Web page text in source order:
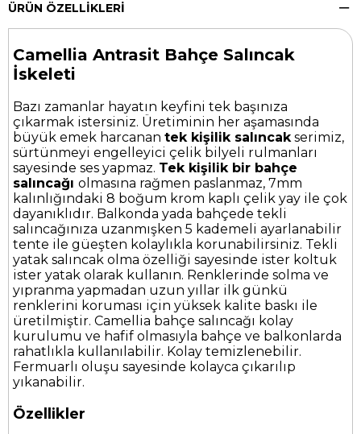
ÜRÜN ÖZELLIKLERI
Camellia Antrasit Bahçe Salıncak
İskeleti
Bazı zamanlar hayatın keyfini tek başınıza
çıkarmak istersiniz. Üretiminin her aşamasında
büyük emek harcanan tek kişilik salıncakserimiz,
sürtünmeyi engelleyici çelik bilyeli rulmanları
sayesinde ses yapmaz. Tek kişilik bir bahçe
salıncağı olmasına rağmen paslanmaz, 7mm
kalınlığındaki 8 boğum krom kaplı çelik yay ile çok
dayanıklıdır. Balkonda yada bahçede tekli
salıncağınıza uzanmışken 5 kademeli ayarlanabilir
tente ile güeşten kolaylıkla korunabilirsiniz. Tekli
yatak salıncak olma özelliği sayesinde ister koltuk
ister yatak olarak kullanın. Renklerinde solma ve
yıpranma yapmadan uzun yıllar ilk günkü
renklerini koruması için yüksek kalite baskı ile
üretilmiştir. Camellia bahçe salıncağı kolay
kurulumu ve hafif olmasıyla bahçe ve balkonlarda
rahatlıkla kullanılabilir. Kolay temizlenebilir.
Fermuarlı oluşu sayesinde kolayca çıkarılıp
yıkanabilir.
Özellikler